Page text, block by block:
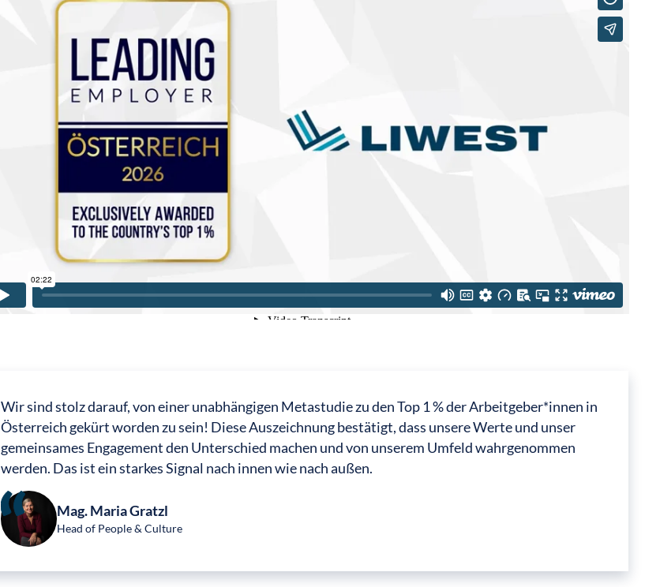
Wir sind stolz darauf, von einer unabhängigen Metastudie zu den Top 1 % der Arbeitgeber*innen in
Österreich gekürt worden zu sein! Diese Auszeichnung bestätigt, dass unsere Werte und unser
gemeinsames Engagement den Unterschied machen und von unserem Umfeld wahrgenommen
werden. Das ist ein starkes Signal nach innen wie nach außen.
Mag. Maria Gratzl
Head of People & Culture